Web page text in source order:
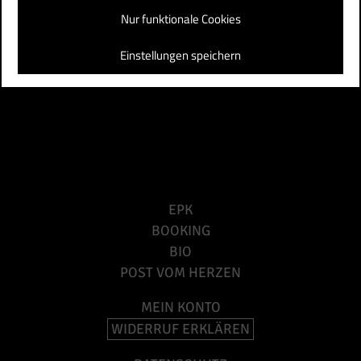
Nur funktionale Cookies
Einstellungen speichern
EPK
BOOKING
BIO
POST VOM HERZEN
MEIN KONTO
WIDERRUF ERKLÄREN